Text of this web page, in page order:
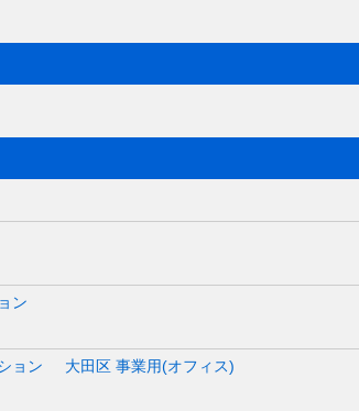
ン
ョン
大田区 事業用(オフィス)